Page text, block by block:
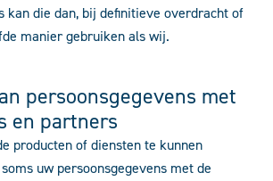
kan die dan, bij definitieve overdracht of
manier gebruiken als wij.
persoonsgegevens met
en partners
producten of diensten te kunnen
uw persoonsgegevens met de